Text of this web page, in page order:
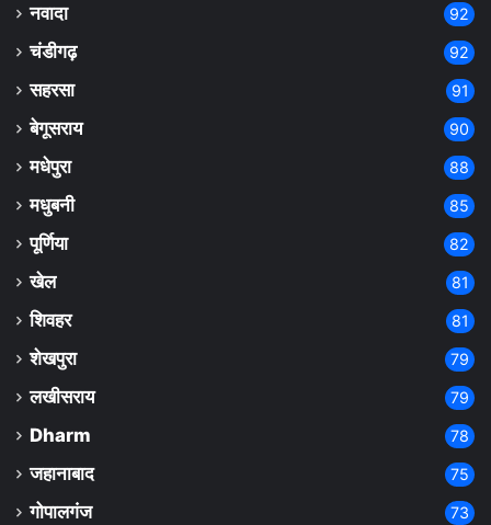
नवादा 92
चंडीगढ़ 92
सहरसा 91
बेगूसराय 90
मधेपुरा 88
मधुबनी 85
पूर्णिया 82
खेल 81
शिवहर 81
शेखपुरा 79
लखीसराय 79
Dharm 78
जहानाबाद 75
गोपालगंज 73